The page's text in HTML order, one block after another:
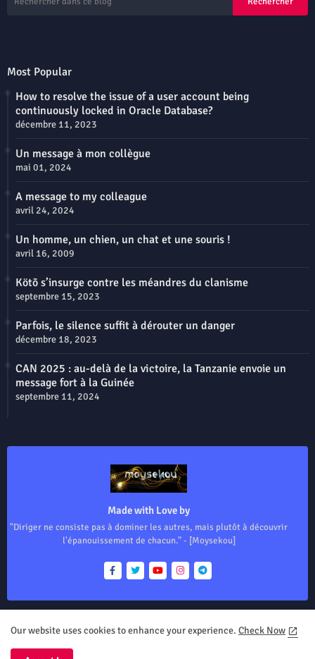
Most Popular
How to resolve the issue of a user account being
continuously locked in Oracle Database?
décembre 11, 2023
Un message à mon collègue
mai 01, 2024
A message to my colleague
avril 24, 2024
Un homme, un chien, un chat et une souris !
avril 16, 2009
Kötõ s’insurge contre les méandres du clanisme
septembre 15, 2023
Parfois, le silence suffit à dérouter un danger
décembre 18, 2023
CAN 2025 : au-delà de la victoire, la Tanzanie envoie un
message fort à la Guinée
septembre 11, 2024
Made with Love by
"Diriger ne consiste pas à dominer les autres, mais plutôt à découvrir
l'épanouissement de chacun." - [Moysekou]
Home About Contact
Our website uses cookies to enhance your experience. Check Now